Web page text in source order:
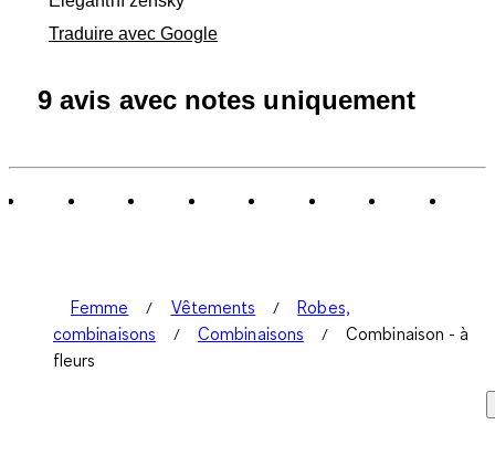
Traduire avec Google
9 avis avec notes uniquement
Femme Vêtements
Robes,
combinaisons
Combinaisons
Combinaison - à
fleurs